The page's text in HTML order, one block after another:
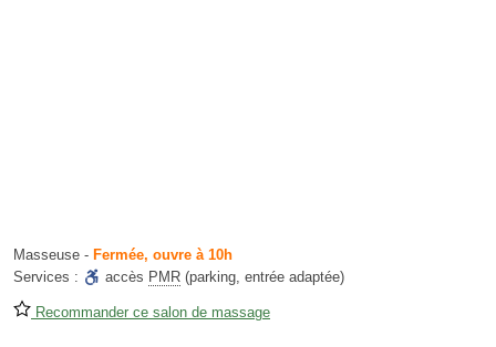
Masseuse - Fermée, ouvre à 10h
Services :
accès PMR (parking, entrée adaptée)
Recommander ce salon de massage